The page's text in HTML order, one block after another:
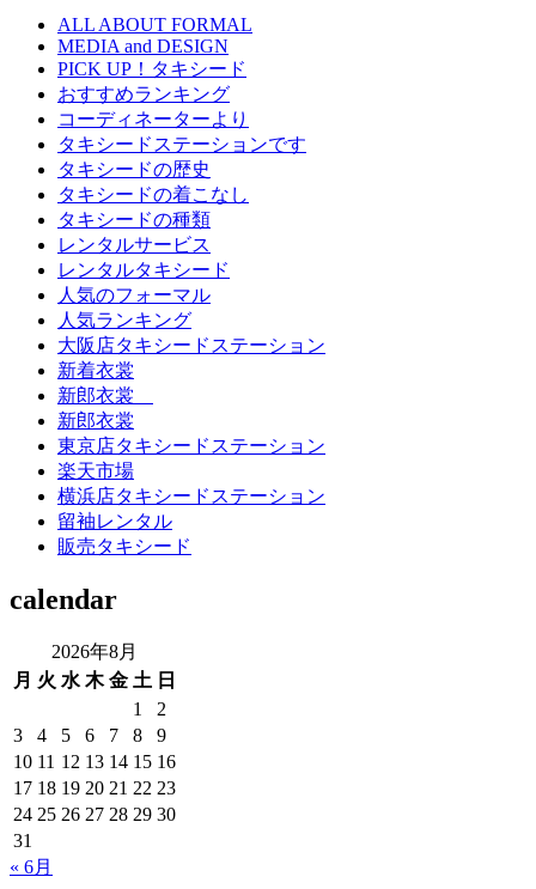
ALL ABOUT FORMAL
MEDIA and DESIGN
PICK UP！タキシード
おすすめランキング
コーディネーターより
タキシードステーションです
タキシードの歴史
タキシードの着こなし
タキシードの種類
レンタルサービス
レンタルタキシード
人気のフォーマル
人気ランキング
大阪店タキシードステーション
新着衣裳
新郎衣裳
新郎衣裳
東京店タキシードステーション
楽天市場
横浜店タキシードステーション
留袖レンタル
販売タキシード
calendar
2026年8月
月 火 水 木 金 土 日
1
2
3
4 5 6 7 8
9
10 11 12 13 14 15 16
17 18 19 20 21 22 23
24 25 26 27 28 29 30
31
« 6月